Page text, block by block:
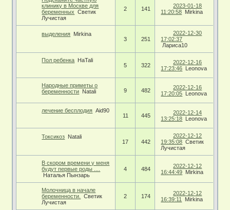
клинику в Москве для
беременных
Светик
Лучистая
2 141
2023-01-18
11:20:58 Mirkina
выделения Mirkina
3
251
2022-12-30
17:02:37
Лариса10
Пол ребенка HaTali
5
322
2022-12-16
17:23:46 Leonova
Народные приметы о
беременности Natali 9 482
2022-12-16
17:20:05 Leonova
лечение бесплодия Aid90
11
445
2022-12-14
13:25:18 Leonova
Токсикоз Natali
17
442
2022-12-12
19:35:08 Светик
Лучистая
В скором времени у меня
будут первые роды ....
Наталья Пынзарь
4 484
2022-12-12
16:44:49 Mirkina
Молочница в начале
беременности.
Светик
Лучистая
2 174
2022-12-12
16:39:11
Mirkina